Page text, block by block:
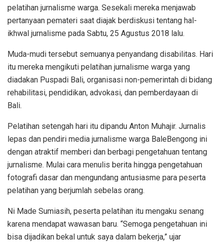
pelatihan jurnalisme warga. Sesekali mereka menjawab
pertanyaan pemateri saat diajak berdiskusi tentang hal-
ikhwal jurnalisme pada Sabtu, 25 Agustus 2018 lalu.
Muda-mudi tersebut semuanya penyandang disabilitas. Hari
itu mereka mengikuti pelatihan jurnalisme warga yang
diadakan Puspadi Bali, organisasi non-pemerintah di bidang
rehabilitasi, pendidikan, advokasi, dan pemberdayaan di
Bali.
Pelatihan setengah hari itu dipandu Anton Muhajir. Jurnalis
lepas dan pendiri media jurnalisme warga BaleBengong ini
dengan atraktif memberi dan berbagi pengetahuan tentang
jurnalisme. Mulai cara menulis berita hingga pengetahuan
fotografi dasar dan mengundang antusiasme para peserta
pelatihan yang berjumlah sebelas orang.
Ni Made Sumiasih, peserta pelatihan itu mengaku senang
karena mendapat wawasan baru. “Semoga pengetahuan ini
bisa dijadikan bekal untuk saya dalam bekerja,” ujar